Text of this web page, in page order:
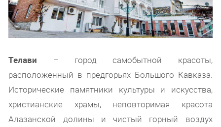
Телави – город самобытной красоты,
расположенный в предгорьях Большого Кавказа.
Исторические памятники культуры и искусства,
христианские храмы, неповторимая красота
Алазанской долины и чистый горный воздух